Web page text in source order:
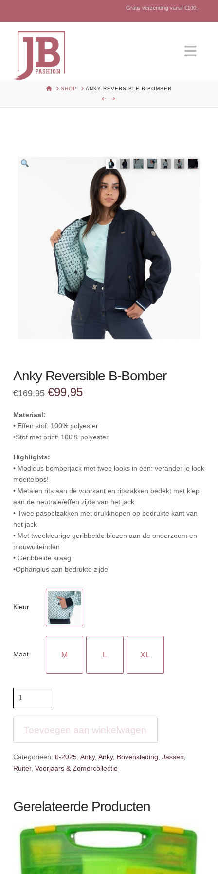
Gratis verzending vanaf €100,-
HOMESHOP ANKY REVERSIBLE B-BOMBER
Anky Reversible B-Bomber
€169,95 Oorspronkelijke
prijs
€99,95
Materiaal:
• Effen stof: 100% polyester
•Stof met print: 100% polyester
Highlights:
• Modieus bomberjack met twee looks in één: verander je look
moeiteloos!
• Metalen rits aan de voorkant en ritszakken bedekt met klep
aan de neutrale/effen zijde van het jack
• Twee paspelzakken met drukknopen op bedrukte kant van
het jack
• Met tweekleurige geribbelde biezen aan de onderzoom en
mouwuiteinden
• Geribbelde kraag
•Ophanglus aan bedrukte zijde
Kleur
Maat M L XL
BomberToevoegen aan winkelwagen
Categorieën: 0-2025, Anky, Anky, Bovenkleding, Jassen,
Ruiter, Voorjaars & Zomercollectie
Gerelateerde Producten